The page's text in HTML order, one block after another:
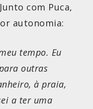
com Puca,
autonomia:
tempo. Eu
outras
à praia,
a ter uma